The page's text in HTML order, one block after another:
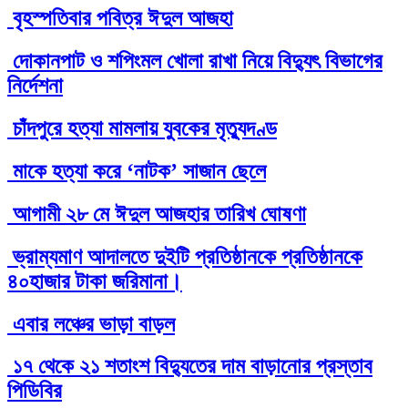
বৃহস্পতিবার পবিত্র ঈদুল আজহা
দোকানপাট ও শপিংমল খোলা রাখা নিয়ে বিদ্যুৎ বিভাগের
নির্দেশনা
চাঁদপুরে হত্যা মামলায় যুবকের মৃত্যুদণ্ড
মাকে হত্যা করে ‘নাটক’ সাজান ছেলে
আগামী ২৮ মে ঈদুল আজহার তারিখ ঘোষণা
ভ্রাম্যমাণ আদালতে দুইটি প্রতিষ্ঠানকে প্রতিষ্ঠানকে
৪০হাজার টাকা জরিমানা।
এবার লঞ্চের ভাড়া বাড়ল
১৭ থেকে ২১ শতাংশ বিদ্যুতের দাম বাড়ানোর প্রস্তাব
পিডিবির